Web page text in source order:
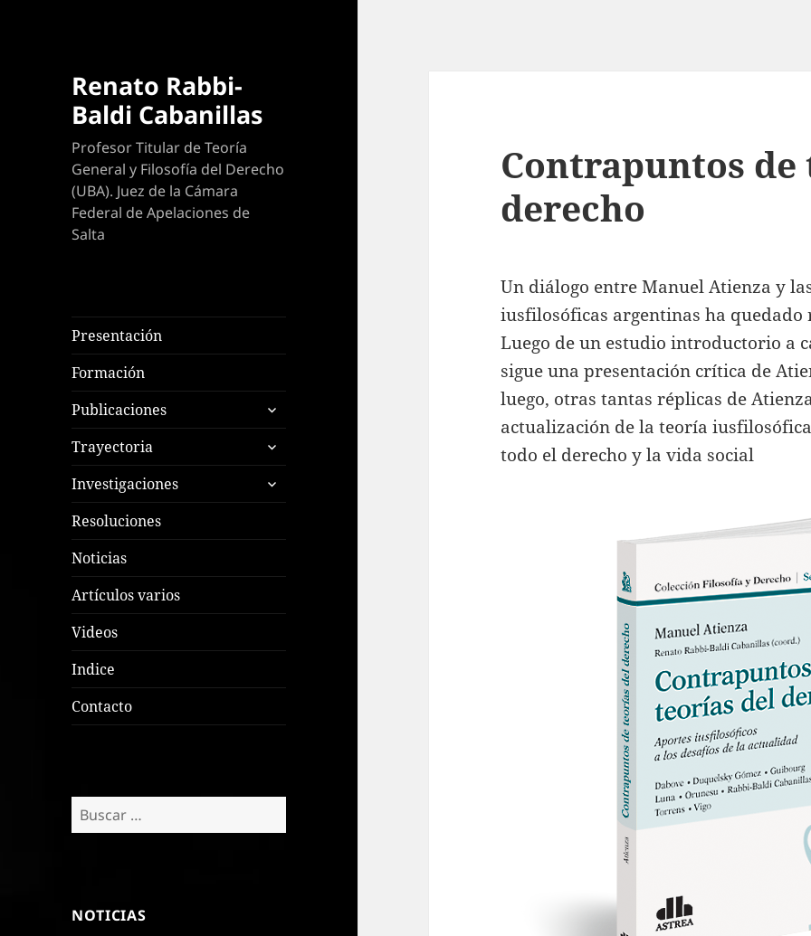
Renato Rabbi-
Baldi Cabanillas
Profesor Titular de Teoría
General y Filosofía del Derecho
(UBA). Juez de la Cámara
Federal de Apelaciones de
Salta
Presentación
Formación
Publicaciones
expande
el
menú
inferior
Trayectoria
expande
el
menú
inferior
Investigaciones
expande
el
inferior
Resoluciones
Noticias
Artículos varios
Videos
Indice
Contacto
Buscar:
NOTICIAS
Contrapuntos
derecho
Un diálogo entre Manuel Atienza y
iusfilosóficas argentinas ha quedado
Luego de un estudio introductorio a
sigue una presentación crítica de
luego, otras tantas réplicas de
actualización de la teoría
todo el derecho y la vida social